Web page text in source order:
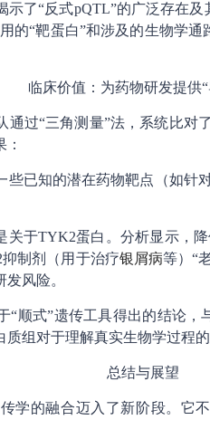
示了“反式pQTL”的广泛存在
的“靶蛋白”和涉及的生物学
临床价值：为药物研发提供
过“三角测量”法，系统比对
些已知的潜在药物靶点（如针
关于TYK2蛋白。分析显示，
制剂（用于治疗银屑病等）“
风险。
“顺式”遗传工具得出的结论
组对于理解真实生物学过程
总结与展望
学的融合迈入了新阶段。它